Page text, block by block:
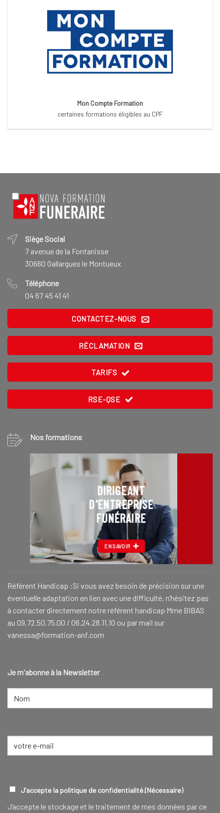
Mon Compte Formation
certaines formations éligibles au CPF
Siège Social
7 avenue de la Fontanisse
30660 Gallargues le Montueux
Téléphone
04 67 45 41 41
CONTACTEZ-NOUS
RÉCLAMATION
TARIFS
RSE-QSE
Nos formations
DIRIGEANT
D'ENTREPRISE
FUNÉRAIRE
EN SAVOIR
Référent Handicap :Si vous avez besoin de précision sur une
éventuelle adaptation en lien avec une difficulté, n’hésitez pas
à contacter directement notre référent handicap Mme BIBAS
au 09.72.50.75.00 / 06.24.28.11.10 ou par mail sur
vanessa@formation-anf.com
Je m'abonne à la Newsletter
NOM
RGPD(NÉCESSAIRE)
J’accepte la politique de confidentialité.(Nécessaire)
J‘accepte le stockage et le traitement de mes données par ce